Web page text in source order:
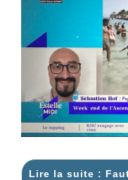
Lire la suite :